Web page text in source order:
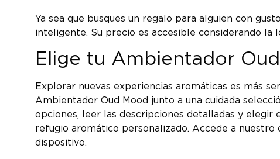
Ya sea que busques un regalo para alguien con
inteligente. Su precio es accesible considerando
Elige tu Ambientador
Explorar nuevas experiencias aromáticas es más
Ambientador Oud Mood junto a una cuidada
opciones, leer las descripciones detalladas y
refugio aromático personalizado. Accede a
dispositivo.